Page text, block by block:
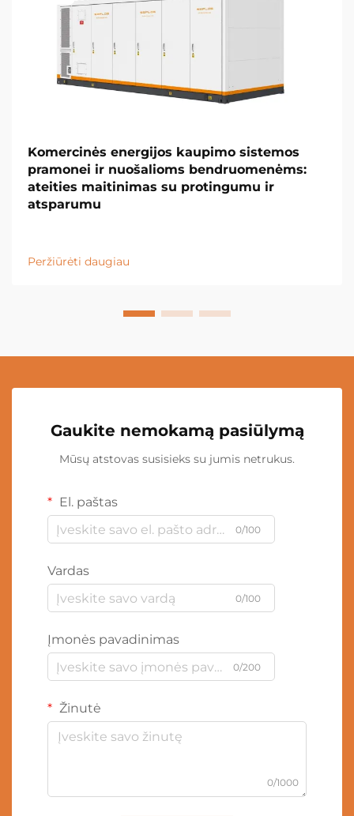
Komercinės energijos kaupimo sistemos
pramonei ir nuošalioms bendruomenėms:
ateities maitinimas su protingumu ir
atsparumu
Peržiūrėti daugiau
Gaukite nemokamą pasiūlymą
Mūsų atstovas susisieks su jumis netrukus.
El. paštas
0/100
Vardas
0/100
Įmonės pavadinimas
0/200
Žinutė
0/1000